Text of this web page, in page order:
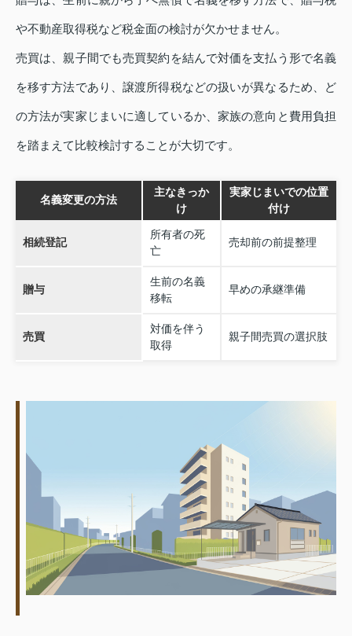
や不動産取得税など税金面の検討が欠かせません。
売買は、親子間でも売買契約を結んで対価を支払う形で名義
を移す方法であり、譲渡所得税などの扱いが異なるため、ど
の方法が実家じまいに適しているか、家族の意向と費用負担
を踏まえて比較検討することが大切です。
名義変更の方法
主なきっか
け
実家じまいでの位置
付け
相続登記
所有者の死
亡
売却前の前提整理
贈与
生前の名義
移転
早めの承継準備
売買
対価を伴う
取得
親子間売買の選択肢